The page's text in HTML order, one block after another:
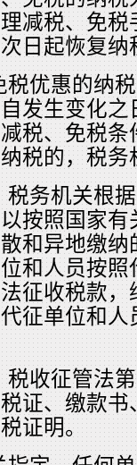
减税、免
日起恢复纳
税优惠的纳
发生变化
税、免税
税的，税
务机关根
按照国家
和异地缴
和人员按
征收税款
征单位和
收征管法
证、缴款
证明。